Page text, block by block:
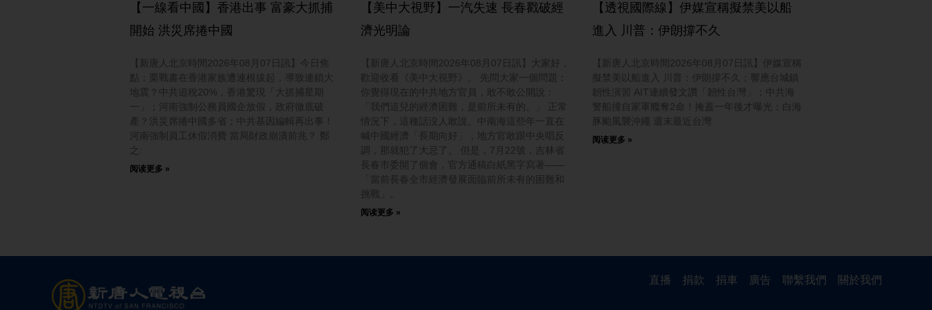
【一線看中國】香港出事 富豪大抓捕
開始 洪災席捲中國
【新唐人北京時間2026年08月07日訊】今日焦
點：栗戰書在香港家族遭連根拔起，導致連鎖大
地震？中共追稅20%，香港驚現「大抓捕星期
一」；河南強制公務員國企放假，政府徹底破
產？洪災席捲中國多省；中共基因編輯再出事！
河南強制員工休假消費 當局財政崩潰前兆？ 鄭
之:
阅读更多 »
【美中大視野】一汽失速 長春戳破經
濟光明論
【新唐人北京時間2026年08月07日訊】大家好，
歡迎收看《美中大視野》。 先問大家一個問題：
你覺得現在的中共地方官員，敢不敢公開說：
「我們這兒的經濟困難，是前所未有的。」 正常
情況下，這種話沒人敢說。中南海這些年一直在
喊中國經濟「長期向好」，地方官敢跟中央唱反
調，那就犯了大忌了。 但是，7月22號，吉林省
長春市委開了個會，官方通稿白紙黑字寫著——
「當前長春全市經濟發展面臨前所未有的困難和
挑戰」。
阅读更多 »
【透視國際線】伊媒宣稱擬禁美以船
進入 川普：伊朗撐不久
【新唐人北京時間2026年08月07日訊】伊媒宣稱
擬禁美以船進入 川普：伊朗撐不久；響應台城鎮
韌性演習 AIT連續發文讚「韌性台灣」；中共海
警船撞自家軍艦奪2命！掩蓋一年後才曝光；白海
豚颱風襲沖繩 週末最近台灣
阅读更多 »
直播 捐款 捐車 廣告 聯繫我們 關於我們